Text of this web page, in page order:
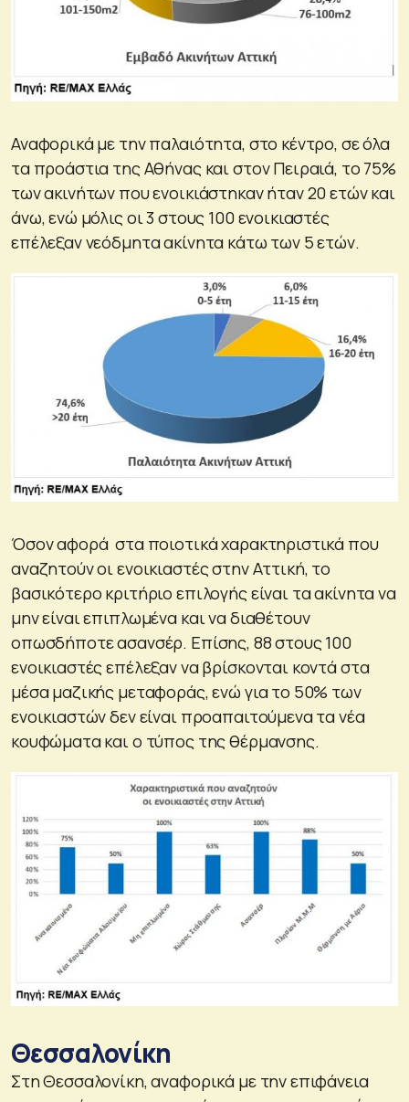
Αναφορικά με την παλαιότητα, στο κέντρο, σε όλα
τα προάστια της Αθήνας και στον Πειραιά, το 75%
των ακινήτων που ενοικιάστηκαν ήταν 20 ετών και
άνω, ενώ μόλις οι 3 στους 100 ενοικιαστές
επέλεξαν νεόδμητα ακίνητα κάτω των 5 ετών.
Όσον αφορά στα ποιοτικά χαρακτηριστικά που
αναζητούν οι ενοικιαστές στην Αττική, το
βασικότερο κριτήριο επιλογής είναι τα ακίνητα να
μην είναι επιπλωμένα και να διαθέτουν
οπωσδήποτε ασανσέρ. Επίσης, 88 στους 100
ενοικιαστές επέλεξαν να βρίσκονται κοντά στα
μέσα μαζικής μεταφοράς, ενώ για το 50% των
ενοικιαστών δεν είναι προαπαιτούμενα τα νέα
κουφώματα και ο τύπος της θέρμανσης.
Θεσσαλονίκη
Στη Θεσσαλονίκη, αναφορικά με την επιφάνεια